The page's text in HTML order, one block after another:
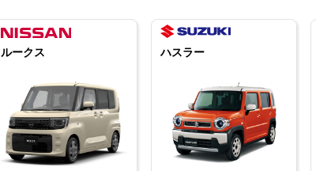
ルークス ハスラー